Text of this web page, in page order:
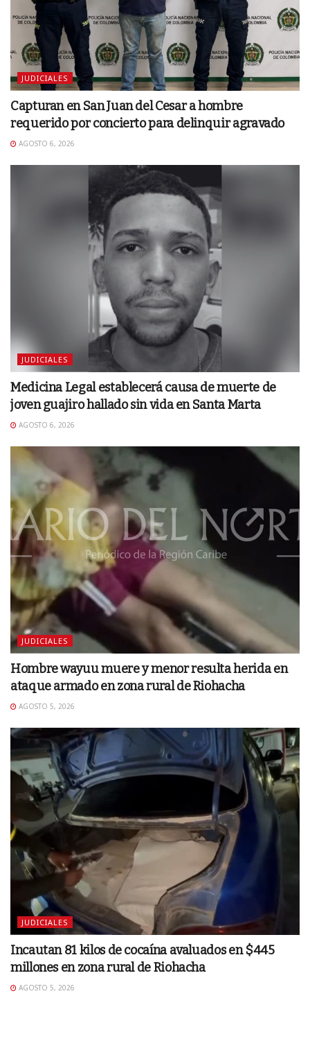
JUDICIALES
Capturan en San Juan del Cesar a hombre
requerido por concierto para delinquir agravado
AGOSTO 6, 2026
JUDICIALES
Medicina Legal establecerá causa de muerte de
joven guajiro hallado sin vida en Santa Marta
AGOSTO 6, 2026
JUDICIALES
Hombre wayuu muere y menor resulta herida en
ataque armado en zona rural de Riohacha
AGOSTO 5, 2026
JUDICIALES
Incautan 81 kilos de cocaína avaluados en $445
millones en zona rural de Riohacha
AGOSTO 5, 2026